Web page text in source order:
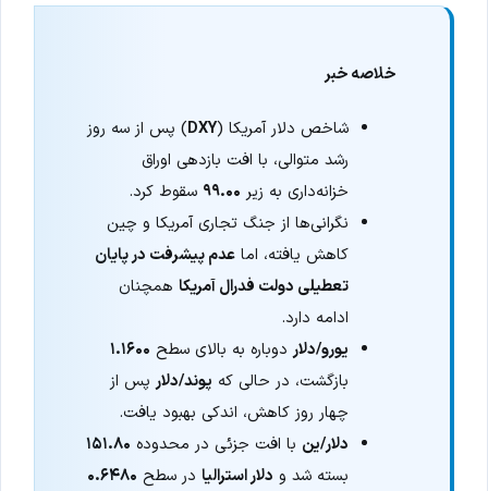
خلاصه خبر
شاخص دلار آمریکا (DXY) پس از سه روز
رشد متوالی، با افت بازدهی اوراق
خزانه‌داری به زیر ۹۹.۰۰ سقوط کرد.
نگرانی‌ها از جنگ تجاری آمریکا و چین
کاهش یافته، اماعدم پیشرفت در پایان
تعطیلی دولت فدرال آمریکا همچنان
ادامه دارد.
یورو/دلاردوباره به بالای سطح ۱.۱۶۰۰
بازگشت، در حالی که پوند/دلارپس از
چهار روز کاهش، اندکی بهبود یافت.
دلار/ین با افت جزئی در محدوده ۱۵۱.۸۰
بسته شد و دلار استرالیا در سطح ۰.۶۴۸۰